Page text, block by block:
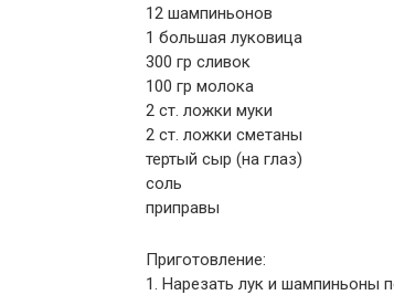
12 шампиньонов
1 большая луковица
300 гр сливок
100 гр молока
2 ст. ложки муки
2 ст. ложки сметаны
тертый сыр (на глаз)
соль
приправы
Приготовление:
1. Нарезать лук и шампиньоны